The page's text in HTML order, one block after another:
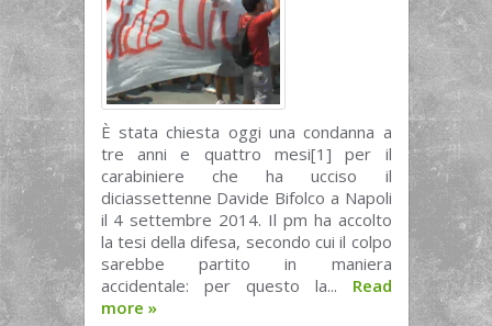
È stata chiesta oggi una condanna a
tre anni e quattro mesi[1] per il
carabiniere che ha ucciso il
diciassettenne Davide Bifolco a Napoli
il 4 settembre 2014. Il pm ha accolto
la tesi della difesa, secondo cui il colpo
sarebbe partito in maniera
accidentale: per questo la... Read
more »